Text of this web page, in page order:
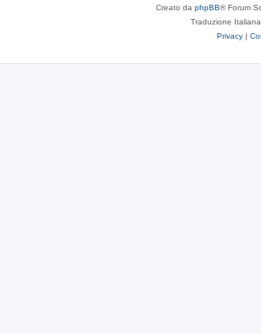
Creato da phpBB® Forum
Traduzione Italiana
Privacy |